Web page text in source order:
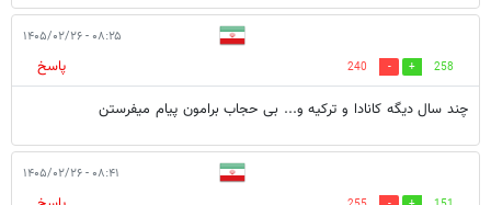
۰۸:۲۵ - ۱۴۰۵/۰۲/۲۶
258
240
پاسخ
چند سال دیگه کانادا و ترکیه و... بی حجاب برامون پیام میفرستن
۰۸:۴۱ - ۱۴۰۵/۰۲/۲۶